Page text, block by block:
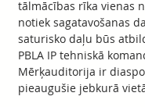
tālmācības rīka vienas
notiek sagatavošanas
saturisko daļu būs
PBLA IP tehniskā
Mērķauditorija ir
pieaugušie jebkurā